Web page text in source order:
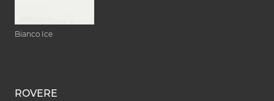
Bianco Ice
ROVERE